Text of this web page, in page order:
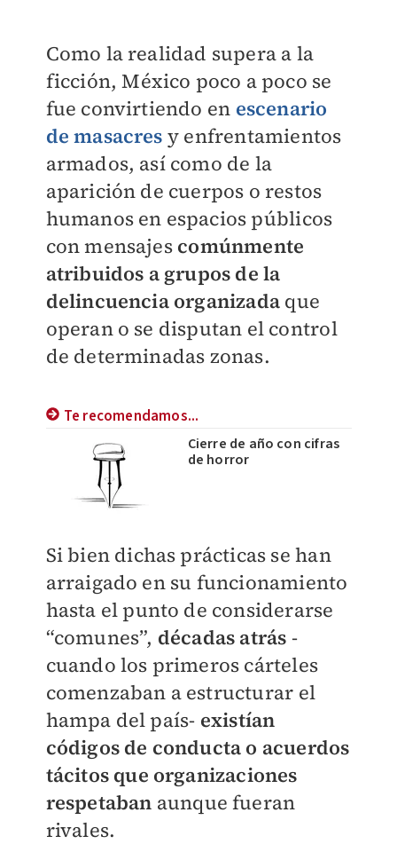
Como la realidad supera a la
ficción, México poco a poco se
fue convirtiendo en escenario
de masacres y enfrentamientos
armados, así como de la
aparición de cuerpos o restos
humanos en espacios públicos
con mensajes comúnmente
atribuidos a grupos de la
delincuencia organizada que
operan o se disputan el control
de determinadas zonas.
Te recomendamos...
Cierre de año con cifras
de horror
Si bien dichas prácticas se han
arraigado en su funcionamiento
hasta el punto de considerarse
“comunes”, décadas atrás -
cuando los primeros cárteles
comenzaban a estructurar el
hampa del país- existían
códigos de conducta o acuerdos
tácitos que organizaciones
respetaban aunque fueran
rivales.